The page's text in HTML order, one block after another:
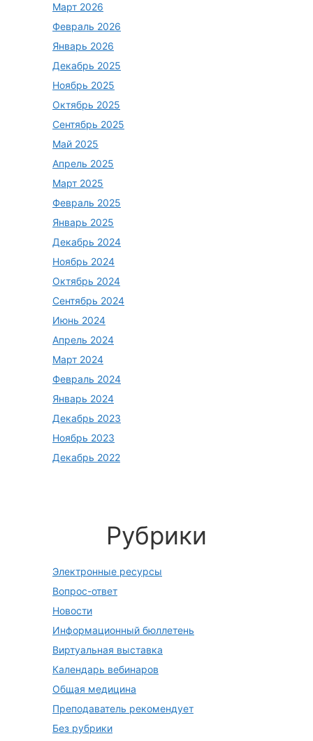
Март 2026
Февраль 2026
Январь 2026
Декабрь 2025
Ноябрь 2025
Октябрь 2025
Сентябрь 2025
Май 2025
Апрель 2025
Март 2025
Февраль 2025
Январь 2025
Декабрь 2024
Ноябрь 2024
Октябрь 2024
Сентябрь 2024
Июнь 2024
Апрель 2024
Март 2024
Февраль 2024
Январь 2024
Декабрь 2023
Ноябрь 2023
Декабрь 2022
Рубрики
Электронные ресурсы
Вопрос-ответ
Новости
Информационный бюллетень
Виртуальная выставка
Календарь вебинаров
Общая медицина
Преподаватель рекомендует
Без рубрики